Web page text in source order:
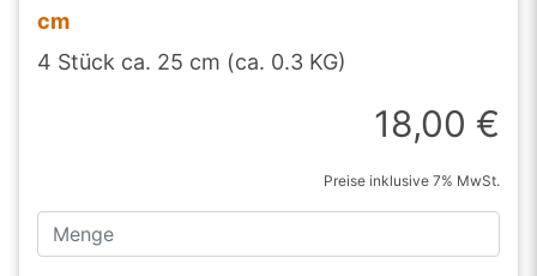
cm
4 Stück ca. 25 cm (ca. 0.3 KG)
18,00 €
Preise inklusive 7% MwSt.